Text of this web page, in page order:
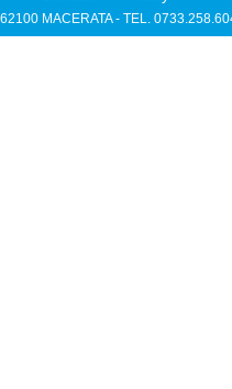
MACERATA - TEL.